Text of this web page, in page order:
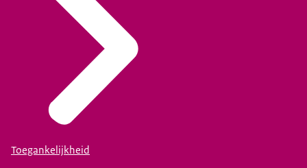
Toegankelijkheid